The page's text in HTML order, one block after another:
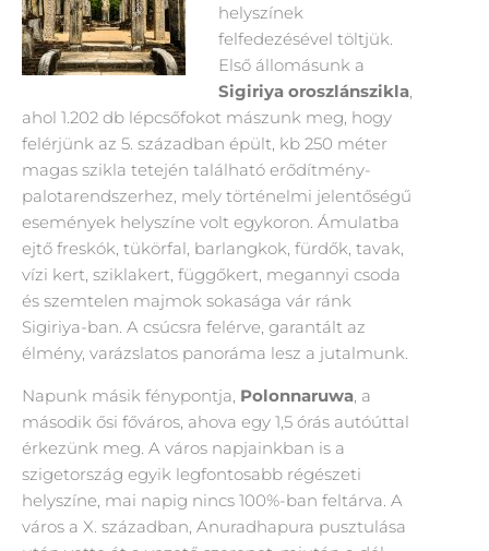
helyszínek
felfedezésével töltjük.
Első állomásunk a
Sigiriya oroszlánszikla
ahol 1.202 db lépcsőfokot mászunk meg, hogy
felérjünk az 5. században épült, kb 250 méter
magas szikla tetején található erődítmény-
palotarendszerhez, mely történelmi jelentőségű
események helyszíne volt egykoron. Ámulatba
ejtő freskók, tükörfal, barlangkok, fürdők, tavak,
vízi kert, sziklakert, függőkert, megannyi csoda
és szemtelen majmok sokasága vár ránk
Sigiriya-ban. A csúcsra felérve, garantált az
élmény, varázslatos panoráma lesz a jutalmunk.
Napunk másik fénypontja, Polonnaruwa , a
második ősi főváros, ahova egy 1,5 órás autóúttal
érkezünk meg. A város napjainkban is a
szigetország egyik legfontosabb régészeti
helyszíne, mai napig nincs 100%-ban feltárva. A
város a X. században, Anuradhapura pusztulása